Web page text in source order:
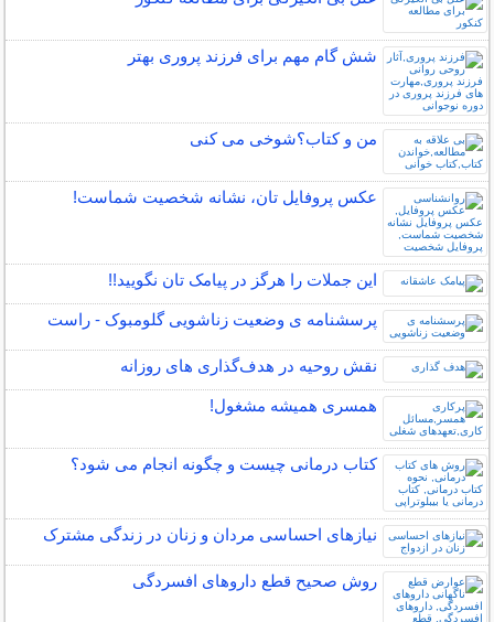
شش گام مهم برای فرزند پروری بهتر
من و کتاب؟شوخی می کنی
عكس پروفایل تان، نشانه شخصیت شماست!
این جملات را هرگز در پیامک تان نگویید!!
پرسشنامه ی وضعیت زناشویی گلومبوک - راست
نقش روحیه در هدف‌گذاری‌ های روزانه
همسری همیشه مشغول!
کتاب درمانی چیست و چگونه انجام می شود؟
نیازهای احساسی مردان و زنان در زندگی مشترک
روش صحیح قطع داروهای افسردگی